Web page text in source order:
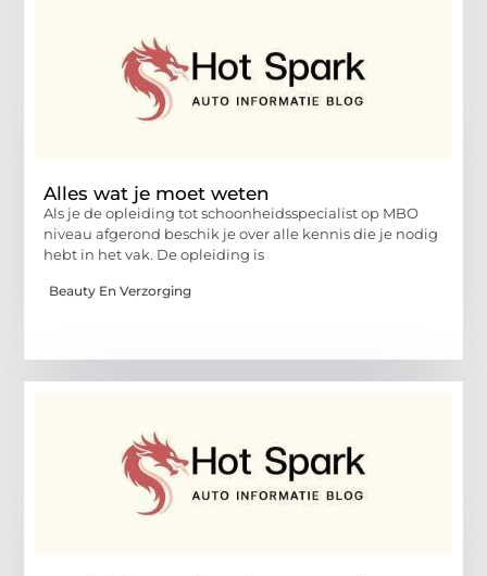
Alles wat je moet weten
Als je de opleiding tot schoonheidsspecialist op MBO
niveau afgerond beschik je over alle kennis die je nodig
hebt in het vak. De opleiding is
Beauty En Verzorging